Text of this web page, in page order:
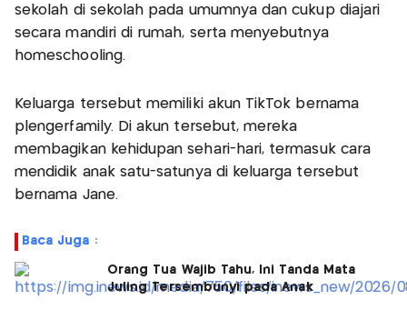
sekolah di sekolah pada umumnya dan cukup diajari
secara mandiri di rumah, serta menyebutnya
homeschooling.
Keluarga tersebut memiliki akun TikTok bernama
plengerfamily. Di akun tersebut, mereka
membagikan kehidupan sehari-hari, termasuk cara
mendidik anak satu-satunya di keluarga tersebut
bernama Jane.
Baca Juga :
Orang Tua Wajib Tahu, Ini Tanda Mata
Juling Tersembunyi pada Anak